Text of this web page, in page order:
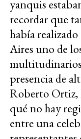
yanquis
recordar que
había
Aires uno de
presencia de
Roberto Ortiz,
qué no hay
entre una